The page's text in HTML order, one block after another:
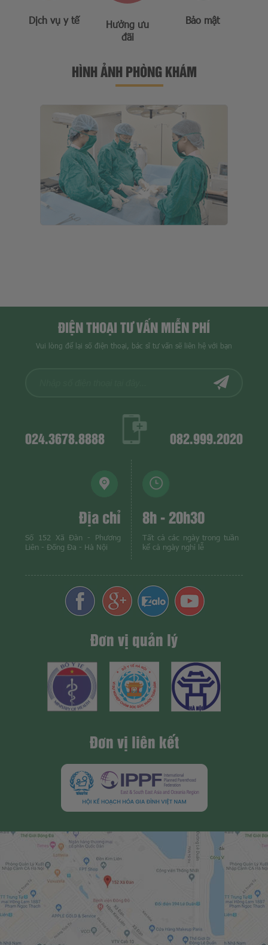
Dịch vụ y tế
Hưởng ưu
đãi
Bảo mật
HÌNH ẢNH PHÒNG KHÁM
ĐIỆN THOẠI TƯ VẤN MIỄN PHÍ
Vui lòng để lại số điện thoại, bác sĩ tư vấn sẽ liên hệ với bạn
024.3678.8888 082.999.2020
Địa chỉ
Số 152 Xã Đàn - Phương
Liên - Đống Đa - Hà Nội
8h - 20h30
Tất cả các ngày trong tuần
kể cả ngày nghỉ lễ
Đơn vị quản lý
Đơn vị liên kết